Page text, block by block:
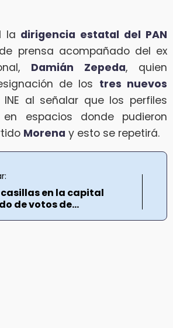
la dirigencia estatal del PAN
prensa acompañado del ex
Damián Zepeda, quien
de los tres nuevos
INE al señalar que los perfiles
espacios donde pudieron
Morena y esto se repetirá.
en la capital
de votos de...